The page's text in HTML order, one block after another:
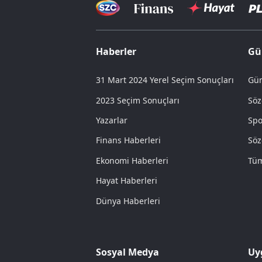
Haberler
31 Mart 2024 Yerel Seçim Sonuçları
2023 Seçim Sonuçları
Yazarlar
Finans Haberleri
Ekonomi Haberleri
Hayat Haberleri
Dünya Haberleri
Sosyal Medya